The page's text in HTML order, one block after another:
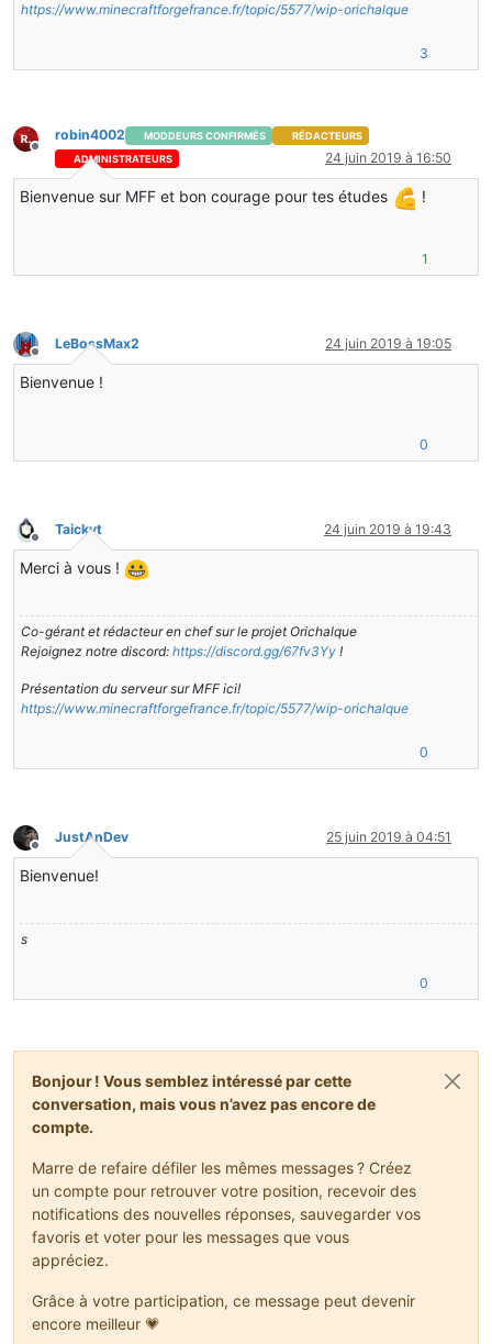
https://www.minecraftforgefrance.fr/topic/5577/wip-orichalque
3
Hors-ligne
robin4002 MODDEURS CONFIRMÉS
RÉDACTEURS
ADMINISTRATEURS
24 juin 2019 à 16:50
Bienvenue sur MFF et bon courage pour tes études !
1
Hors-ligne
LeBossMax2 24 juin 2019 à 19:05
Bienvenue !
0
Hors-ligne
Taickyt 24 juin 2019 à 19:43
Merci à vous !
Co-gérant et rédacteur en chef sur le projet Orichalque
Rejoignez notre discord: https://discord.gg/67fv3Yy !
Présentation du serveur sur MFF ici!
https://www.minecraftforgefrance.fr/topic/5577/wip-orichalque
0
Hors-ligne
JustAnDev 25 juin 2019 à 04:51
Bienvenue!
s
0
Bonjour ! Vous semblez intéressé par cette
conversation, mais vous n’avez pas encore de
compte.
Marre de refaire défiler les mêmes messages ? Créez
un compte pour retrouver votre position, recevoir des
notifications des nouvelles réponses, sauvegarder vos
favoris et voter pour les messages que vous
appréciez.
Grâce à votre participation, ce message peut devenir
encore meilleur 💗